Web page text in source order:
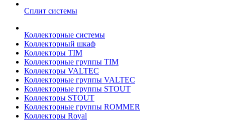
Сплит системы
Коллекторные системы
Коллекторный шкаф
Коллекторы TIM
Коллекторные группы TIM
Коллекторы VALTEC
Коллекторные группы VALTEC
Коллекторные группы STOUT
Коллекторы STOUT
Коллекторные группы ROMMER
Коллекторы Royal